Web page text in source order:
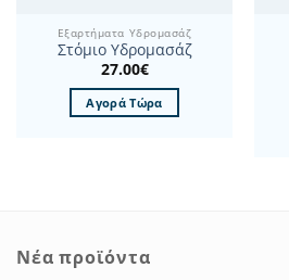
Εξαρτήματα Υδρομασάζ
Στόμιο Υδρομασάζ
27.00€
Αγορά Τώρα
Νέα προϊόντα